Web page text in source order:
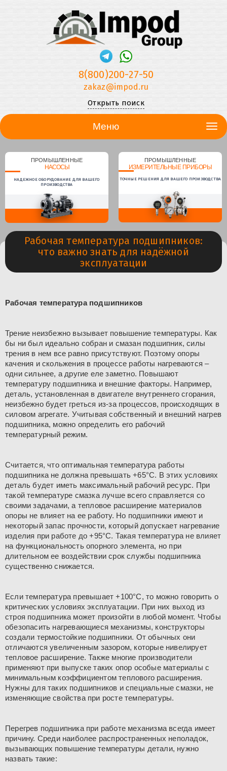
8(800)200-27-50
zakaz@impod.ru
Открыть поиск
Меню
ПРОМЫШЛЕННЫЕ
НАСОСЫ
НАДЕЖНОЕ ОБОРУДОВАНИЕ ДЛЯ ВАШЕГО
ПРОИЗВОДСТВА
ПРОМЫШЛЕННЫЕ
ИЗМЕРИТЕЛЬНЫЕ ПРИБОРЫ
ТОЧНЫЕ РЕШЕНИЯ ДЛЯ ВАШЕГО ПРОИЗВОДСТВА
Рабочая температура подшипников:
что важно знать для надёжной
эксплуатации
Рабочая температура подшипников
Трение неизбежно вызывает повышение температуры. Как
бы ни был идеально собран и смазан подшипник, силы
трения в нем все равно присутствуют. Поэтому опоры
качения и скольжения в процессе работы нагреваются –
одни сильнее, а другие еле заметно. Повышают
температуру подшипника и внешние факторы. Например,
деталь, установленная в двигателе внутреннего сгорания,
неизбежно будет греться из-за процессов, происходящих в
силовом агрегате. Учитывая собственный и внешний нагрев
подшипника, можно определить его рабочий
температурный режим.
Считается, что оптимальная температура работы
подшипника не должна превышать +65°С. В этих условиях
деталь будет иметь максимальный рабочий ресурс. При
такой температуре смазка лучше всего справляется со
своими задачами, а тепловое расширение материалов
опоры не влияет на ее работу. Но подшипники имеют и
некоторый запас прочности, который допускает нагревание
изделия при работе до +95°С. Такая температура не влияет
на функциональность опорного элемента, но при
длительном ее воздействии срок службы подшипника
существенно снижается.
Если температура превышает +100°С, то можно говорить о
критических условиях эксплуатации. При них выход из
строя подшипника может произойти в любой момент. Чтобы
обезопасить нагревающиеся механизмы, конструкторы
создали термостойкие подшипники. От обычных они
отличаются увеличенным зазором, которые нивелирует
тепловое расширение. Также многие производители
применяют при выпуске таких опор особые материалы с
минимальным коэффициентом теплового расширения.
Нужны для таких подшипников и специальные смазки, не
изменяющие свойства при росте температуры.
Перегрев подшипника при работе механизма всегда имеет
причину. Среди наиболее распространенных неполадок,
вызывающих повышение температуры детали, нужно
назвать такие: